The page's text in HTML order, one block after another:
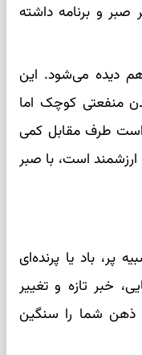
و برنامه داشته
دیده می‌شود. این
منفعتی کوچک اما
طرف مقابل کمی
ارزشمند است، با صبر
پر، باد یا پرنده‌ای
خبر تازه و تغییر
ذهن شما را سنگین